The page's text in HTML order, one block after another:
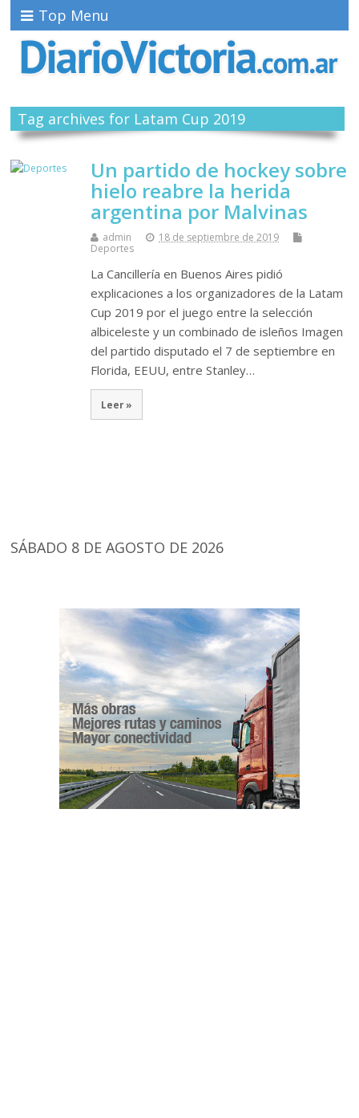
Top Menu
Tag archives for Latam Cup 2019
Un partido de hockey sobre
hielo reabre la herida
argentina por Malvinas
admin
18 de septiembre de 2019
Deportes
La Cancillería en Buenos Aires pidió
explicaciones a los organizadores de la Latam
Cup 2019 por el juego entre la selección
albiceleste y un combinado de isleños Imagen
del partido disputado el 7 de septiembre en
Florida, EEUU, entre Stanley…
Leer »
SÁBADO 8 DE AGOSTO DE 2026